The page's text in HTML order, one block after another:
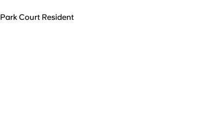
Park Court Resident